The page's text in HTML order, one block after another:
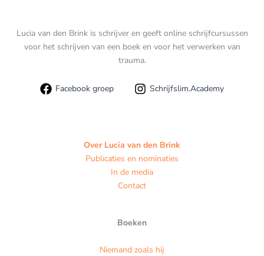
Lucia van den Brink is schrijver en geeft online schrijfcursussen
voor het schrijven van een boek en voor het verwerken van
trauma.
Facebook groep Schrijfslim.Academy
Over Lucia van den Brink
Publicaties en nominaties
In de media
Contact
Boeken
Niemand zoals hij